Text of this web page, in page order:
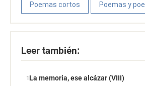
Poemas cortos Poemas y
Leer también:
La memoria, ese alcázar (VIII)